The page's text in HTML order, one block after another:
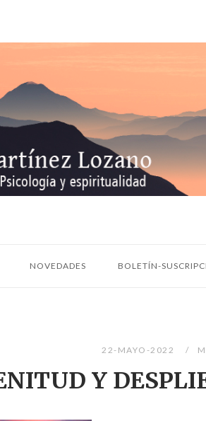
NOVEDADES BOLETÍN-
22-MAYO-2022
Y